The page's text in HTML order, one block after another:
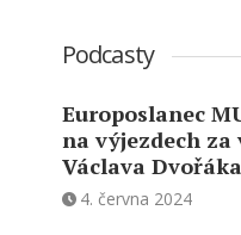
Podcasty
Europoslanec
na výjezdech
Václava Dvořáka
4. června 2024